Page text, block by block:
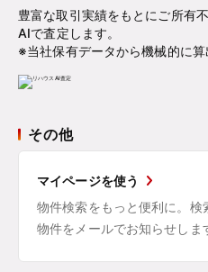
豊富な取引実績をもとにご所有
AIで査定します。
※当社保有データから機械的に
その他
マイページを使う
物件検索をもっと便利に。検
物件をメールでお知らせしま